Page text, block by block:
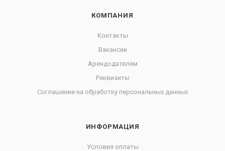
КОМПАНИЯ
Контакты
Вакансии
Арендодателям
Реквизиты
Соглашение на обработку персональных данных
ИНФОРМАЦИЯ
Условия оплаты